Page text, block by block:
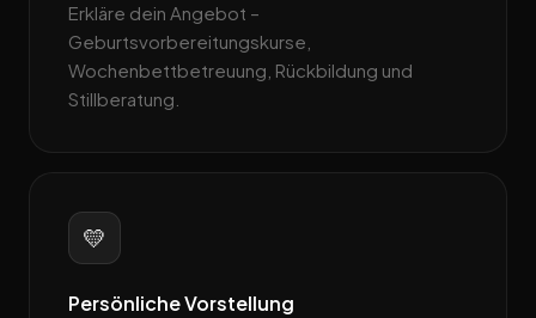
Erkläre dein Angebot –
Geburtsvorbereitungskurse,
Wochenbettbetreuung, Rückbildung und
Stillberatung.
💛
Persönliche Vorstellung